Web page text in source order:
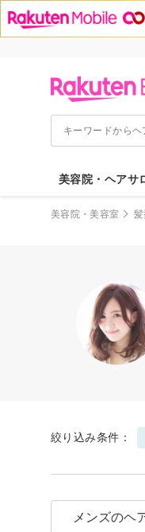
美容院・ヘアサ
美容院・美容室
絞り込み条件：
メンズのヘ